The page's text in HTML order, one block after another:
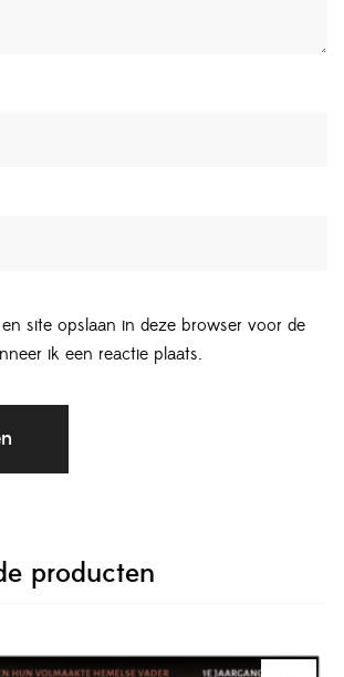
site opslaan in deze browser voor de
ik een reactie plaats.
producten